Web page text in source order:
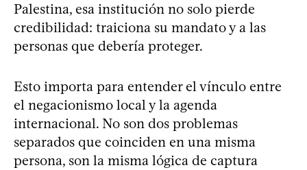
Palestina, esa institución no solo pierde
credibilidad: traiciona su mandato y a las
personas que debería proteger.
Esto importa para entender el vínculo entre
el negacionismo local y la agenda
internacional. No son dos problemas
separados que coinciden en una misma
persona, son la misma lógica de captura